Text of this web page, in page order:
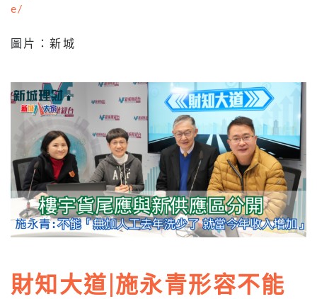
e/
圖片：新城
財知大道|施永青形容不能